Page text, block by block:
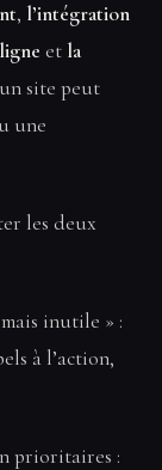
, l’intégration
et la
site peut
une
les deux
inutile » :
à l’action,
prioritaires :